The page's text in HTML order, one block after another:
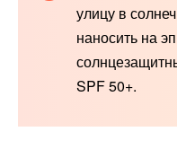
улицу в
наносить на
SPF 50+.